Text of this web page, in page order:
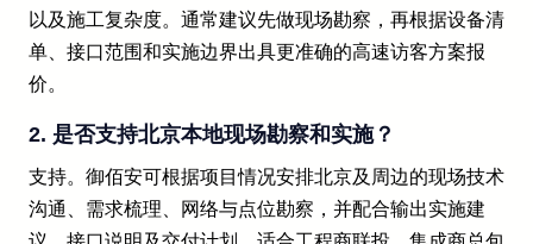
以及施工复杂度。通常建议先做现场勘察，再根据设备清
单、接口范围和实施边界出具更准确的高速访客方案报
价。
2. 是否支持北京本地现场勘察和实施？
支持。御佰安可根据项目情况安排北京及周边的现场技术
沟通、需求梳理、网络与点位勘察，并配合输出实施建